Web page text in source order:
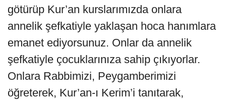
götürüp Kur’an kurslarımızda onlara
annelik şefkatiyle yaklaşan hoca hanımlara
emanet ediyorsunuz. Onlar da annelik
şefkatiyle çocuklarınıza sahip çıkıyorlar.
Onlara Rabbimizi, Peygamberimizi
öğreterek, Kur’an-ı Kerim’i tanıtarak,